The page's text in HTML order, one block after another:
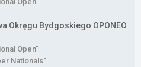
Okręgu Bydgoskiego OPONEO
Open"
Nationals"